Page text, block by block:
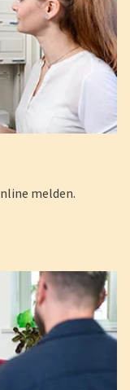
melden.